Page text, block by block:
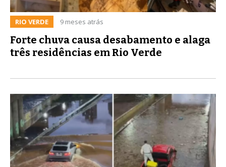
RIO VERDE 9 meses atrás
Forte chuva causa desabamento e alaga
três residências em Rio Verde